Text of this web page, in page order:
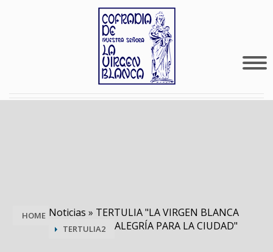
HOME Noticias » TERTULIA "LA VIRGEN BLANCA
ALEGRÍA PARA LA CIUDAD"
TERTULIA2